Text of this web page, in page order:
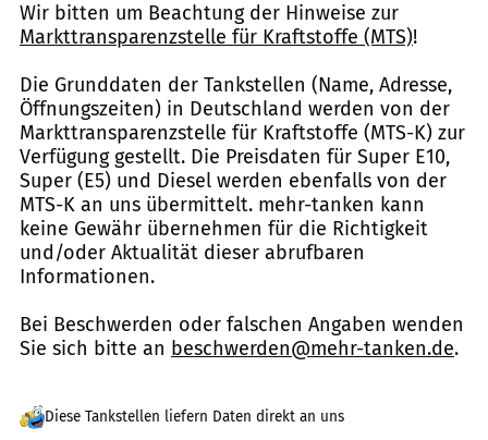
Wir bitten um Beachtung der Hinweise zur
Markttransparenzstelle für Kraftstoffe (MTS)!
Die Grunddaten der Tankstellen (Name, Adresse,
Öffnungszeiten) in Deutschland werden von der
Markttransparenzstelle für Kraftstoffe (MTS-K) zur
Verfügung gestellt. Die Preisdaten für Super E10,
Super (E5) und Diesel werden ebenfalls von der
MTS-K an uns übermittelt. mehr-tanken kann
keine Gewähr übernehmen für die Richtigkeit
und/oder Aktualität dieser abrufbaren
Informationen.
Bei Beschwerden oder falschen Angaben wenden
Sie sich bitte an beschwerden@mehr-tanken.de.
Diese Tankstellen liefern Daten direkt an uns